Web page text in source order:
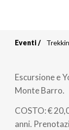
di
pane
Eventi
Escursione e
Monte Barro.
COSTO: €
anni.